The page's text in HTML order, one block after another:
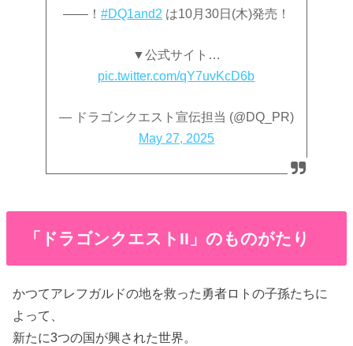
――！ #DQ1and2 は10月30日(木)発売！
▼公式サイト…
pic.twitter.com/qY7uvKcD6b
— ドラゴンクエスト宣伝担当 (@DQ_PR)
May 27, 2025
「ドラゴンクエストII」のものがたり
かつてアレフガルドの地を救った勇者ロトの子孫たちに
よって、
新たに3つの国が興された世界。